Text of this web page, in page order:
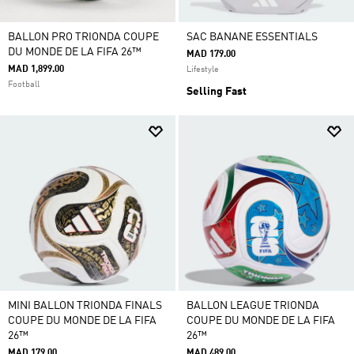
BALLON PRO TRIONDA COUPE
DU MONDE DE LA FIFA 26™
MAD 1,899.00
Football
SAC BANANE ESSENTIALS
MAD 179.00
Lifestyle
Selling Fast
MINI BALLON TRIONDA FINALS
COUPE DU MONDE DE LA FIFA
26™
BALLON LEAGUE TRIONDA
COUPE DU MONDE DE LA FIFA
26™